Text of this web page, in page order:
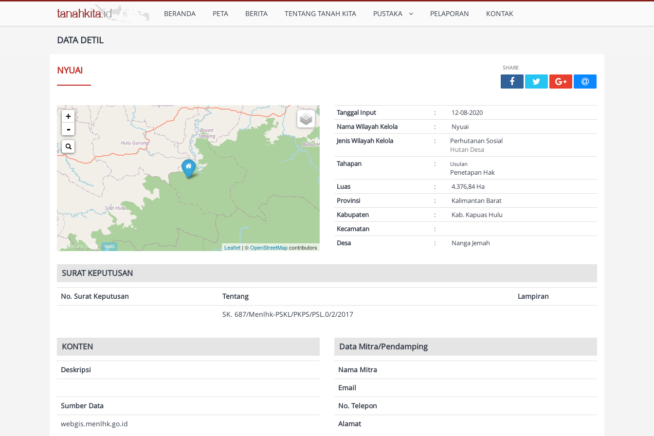
BERANDA PETA BERITA TENTANG TANAH KITA PUSTAKA PELAPORAN KONTAK
DATA DETIL
NYUAI SHARE
+
-
Leaflet | ©OpenStreetMapcontributors
Validasi Peta: Valid
Tanggal Input :
12-08-2020
Nama Wilayah Kelola
:
Nyuai
Jenis Wilayah Kelola
:
Perhutanan Sosial
Hutan Desa
Tahapan
: Usulan
Penetapan Hak
Luas
:
4.376,84 Ha
Provinsi
:
Kalimantan Barat
Kabupaten
:
Kab. Kapuas Hulu
Kecamatan
:
Desa
: Nanga Jemah
SURAT KEPUTUSAN
No. Surat Keputusan Tentang
Lampiran
SK. 687/Menlhk-PSKL/PKPS/PSL.0/2/2017
KONTEN
Deskripsi
Sumber Data
webgis.menlhk.go.id
Data Mitra/Pendamping
Nama Mitra
Email
No. Telepon
Alamat